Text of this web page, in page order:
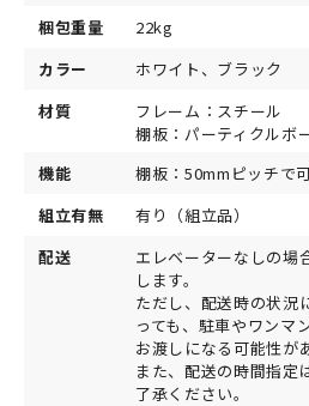
梱包重量
22kg
カラー
ホワイト、ブラック
材質
フレーム：スチール
棚板：パーティクルボ
機能
棚板：50mmピッチで
組立有無
有り（組立品）
配送
エレベーターなしの場
します。
ただし、配送時の状況
っても、駐車やワンマ
お渡しになる可能性が
また、配送の時間指定
了承ください。